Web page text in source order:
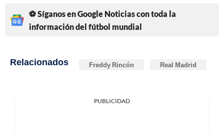
⚽ Síganos en Google Noticias con toda la
información del fútbol mundial
Relacionados Freddy Rincón Real Madrid
PUBLICIDAD